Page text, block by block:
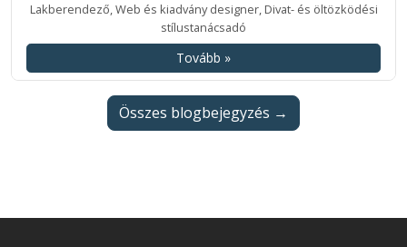
Lakberendező, Web és kiadvány designer, Divat- és öltözködési
stílustanácsadó
Tovább »
Összes blogbejegyzés →